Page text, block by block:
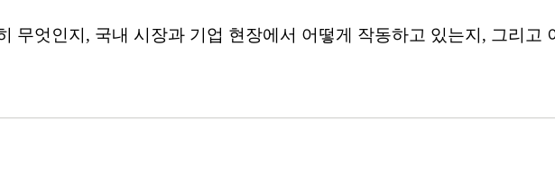
무엇인지, 국내 시장과 기업 현장에서 어떻게 작동하고 있는지, 그리고